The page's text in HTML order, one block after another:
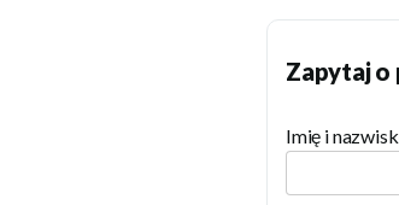
Zapytaj
Imię i